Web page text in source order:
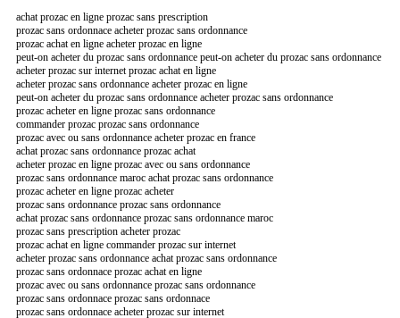
achat prozac en ligne prozac sans prescription
prozac sans ordonnace acheter prozac sans ordonnance
prozac achat en ligne acheter prozac en ligne
peut-on acheter du prozac sans ordonnance peut-on acheter du prozac sans ordonnance
acheter prozac sur internet prozac achat en ligne
acheter prozac sans ordonnance acheter prozac en ligne
peut-on acheter du prozac sans ordonnance acheter prozac sans ordonnance
prozac acheter en ligne prozac sans ordonnance
commander prozac prozac sans ordonnance
prozac avec ou sans ordonnance acheter prozac en france
achat prozac sans ordonnance prozac achat
acheter prozac en ligne prozac avec ou sans ordonnance
prozac sans ordonnance maroc achat prozac sans ordonnance
prozac acheter en ligne prozac acheter
prozac sans ordonnance prozac sans ordonnance
achat prozac sans ordonnance prozac sans ordonnance maroc
prozac sans prescription acheter prozac
prozac achat en ligne commander prozac sur internet
acheter prozac sans ordonnance achat prozac sans ordonnance
prozac sans ordonnace prozac achat en ligne
prozac avec ou sans ordonnance prozac sans ordonnance
prozac sans ordonnace prozac sans ordonnace
prozac sans ordonnace acheter prozac sur internet